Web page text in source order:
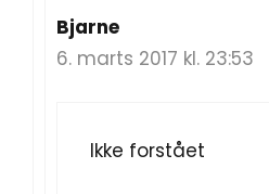
Bjarne
6. marts 2017 kl. 23:53
Ikke forstået